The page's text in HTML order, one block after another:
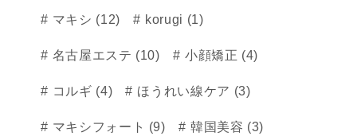
マキシ (12) korugi (1)
名古屋エステ (10) 小顔矯正 (4)
コルギ (4) ほうれい線ケア (3)
マキシフォート (9) 韓国美容 (3)